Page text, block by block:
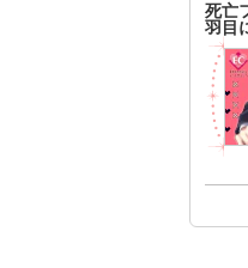
死亡
羽目